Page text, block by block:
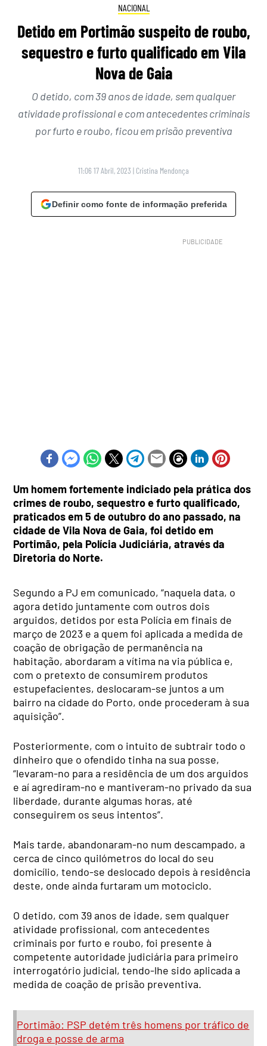
NACIONAL
Detido em Portimão suspeito de roubo,
sequestro e furto qualificado em Vila
Nova de Gaia
O detido, com 39 anos de idade, sem qualquer
atividade profissional e com antecedentes criminais
por furto e roubo, ficou em prisão preventiva
11:06 17 Abril, 2023 | Cristina Mendonça
Definir como fonte de informação preferida
Um homem fortemente indiciado pela prática dos
crimes de roubo, sequestro e furto qualificado,
praticados em 5 de outubro do ano passado, na
cidade de Vila Nova de Gaia, foi detido em
Portimão, pela Polícia Judiciária, através da
Diretoria do Norte.
Segundo a PJ em comunicado, “naquela data, o
agora detido juntamente com outros dois
arguidos, detidos por esta Polícia em finais de
março de 2023 e a quem foi aplicada a medida de
coação de obrigação de permanência na
habitação, abordaram a vítima na via pública e,
com o pretexto de consumirem produtos
estupefacientes, deslocaram-se juntos a um
bairro na cidade do Porto, onde procederam à sua
aquisição”.
Posteriormente, com o intuito de subtrair todo o
dinheiro que o ofendido tinha na sua posse,
“levaram-no para a residência de um dos arguidos
e aí agrediram-no e mantiveram-no privado da sua
liberdade, durante algumas horas, até
conseguirem os seus intentos”.
Mais tarde, abandonaram-no num descampado, a
cerca de cinco quilómetros do local do seu
domicílio, tendo-se deslocado depois à residência
deste, onde ainda furtaram um motociclo.
O detido, com 39 anos de idade, sem qualquer
atividade profissional, com antecedentes
criminais por furto e roubo, foi presente à
competente autoridade judiciária para primeiro
interrogatório judicial, tendo-lhe sido aplicada a
medida de coação de prisão preventiva.
Portimão: PSP detém três homens por tráfico de
droga e posse de arma